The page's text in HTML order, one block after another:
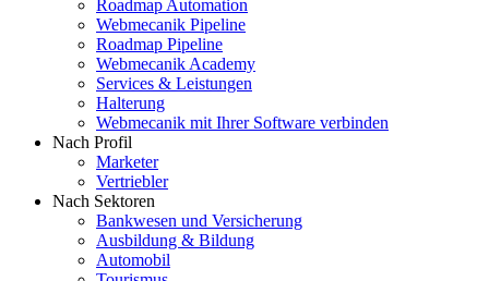
Roadmap Automation
Webmecanik Pipeline
Roadmap Pipeline
Webmecanik Academy
Services & Leistungen
Halterung
Webmecanik mit Ihrer Software verbinden
Nach Profil
Marketer
Vertriebler
Nach Sektoren
Bankwesen und Versicherung
Ausbildung & Bildung
Automobil